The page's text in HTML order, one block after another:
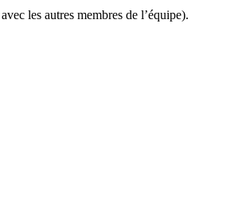
les autres membres de l’équipe).